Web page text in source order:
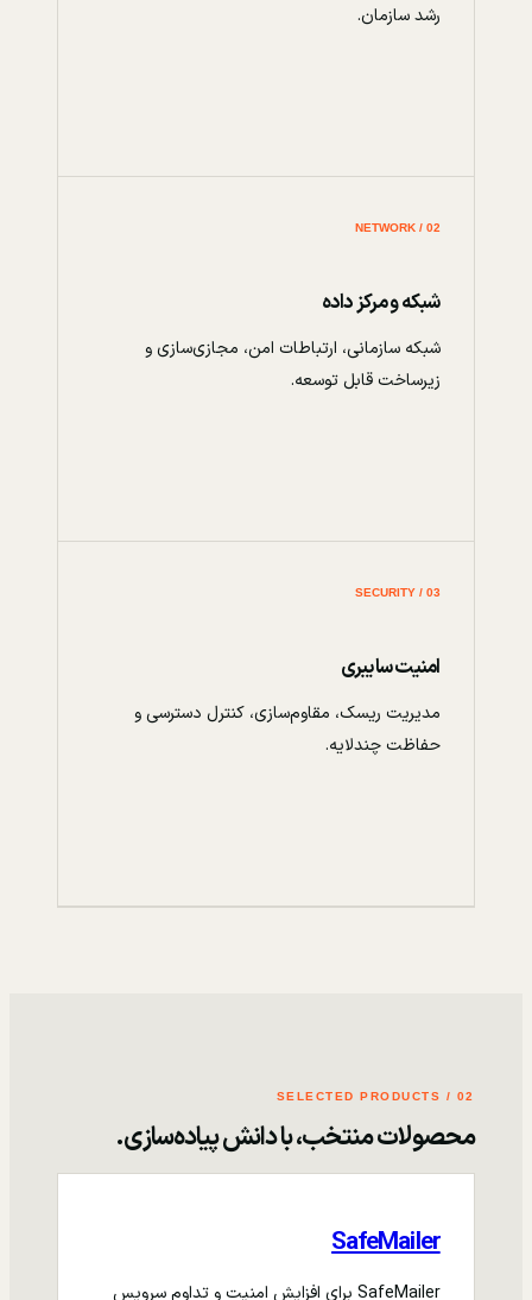
رشد سازمان.
02 / NETWORK
شبکه و مرکز داده
شبکه سازمانی، ارتباطات امن، مجازی‌سازی و
زیرساخت قابل توسعه.
03 / SECURITY
امنیت سایبری
مدیریت ریسک، مقاوم‌سازی، کنترل دسترسی و
حفاظت چندلایه.
02 / SELECTED PRODUCTS
محصولات منتخب، با دانش پیاده‌سازی.
SafeMailer
SafeMailer برای افزایش امنیت و تداوم سرویس